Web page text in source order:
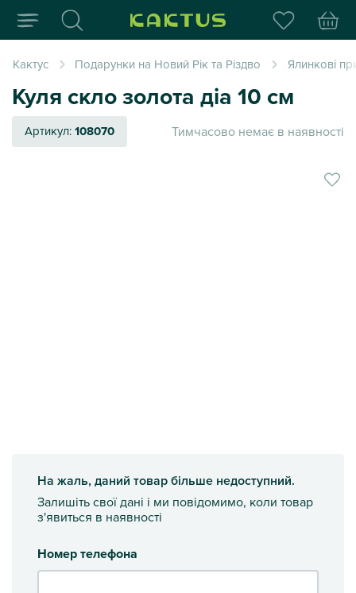
Інтернет-магазин
Кактус Подарунки на Новий Рік та Різдво Ялинкові
Куля скло золота діа 10 см
Артикул:108070 Тимчасово немає в наявності
На жаль, даний товар більше недоступний.
Залишіть свої дані і ми повідомимо, коли товар
з'явиться в наявності
Номер телефона